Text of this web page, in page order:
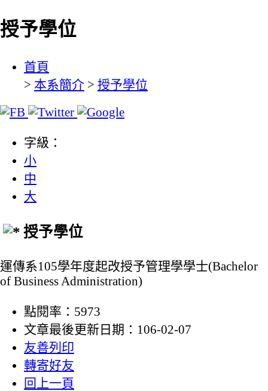
授予學位
首頁
> 本系簡介 > 授予學位
字級：
小
中
大
授予學位
運傳系105學年度起改授予管理學學士(Bachelor
of Business Administration)
點閱率：5973
文章最後更新日期：106-02-07
友善列印
轉寄好友
回上一頁